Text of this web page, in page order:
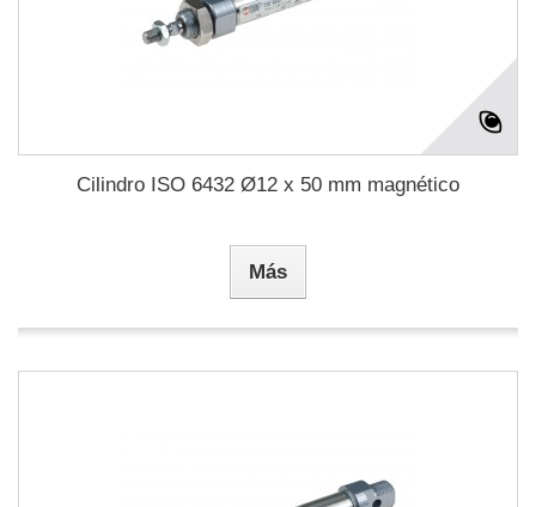
Cilindro ISO 6432 Ø12 x 50 mm magnético
Más